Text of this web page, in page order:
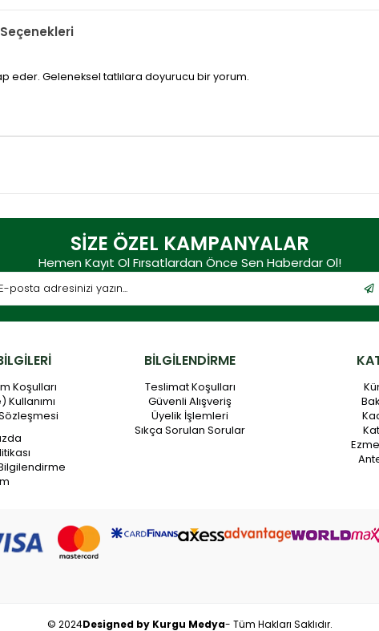
eder. Geleneksel tatlılara doyurucu bir yorum.
SİZE ÖZEL KAMPANYALAR
Hemen Kayıt Ol Fırsatlardan Önce Sen Haberdar Ol!
Koşulları
BİLGİLENDİRME
Teslimat Koşulları
Güvenli Alışveriş
Üyelik İşlemleri
Sıkça Sorulan Sorular
© 2024Designed by Kurgu Medya- Tüm Hakları Saklıdır.